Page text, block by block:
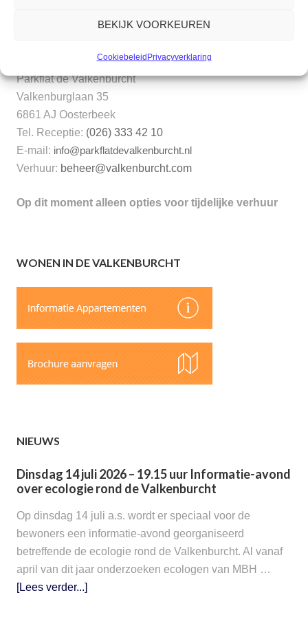
BEKIJK VOORKEUREN
CookiebeleidPrivacyverklaring
Parkflat de Valkenburcht
Valkenburglaan 35
6861 AJ Oosterbeek
Tel. Receptie: (026) 333 42 10
E-mail: info@parkflatdevalkenburcht.nl
Verhuur: beheer@valkenburcht.com
Op dit moment alleen opties voor tijdelijke verhuur
WONEN IN DE VALKENBURCHT
NIEUWS
Dinsdag 14 juli 2026 – 19.15 uur Informatie-avond
over ecologie rond de Valkenburcht
Op dinsdag 14 juli a.s. wordt er speciaal voor de
bewoners een informatie-avond georganiseerd
betreffende de ecologie rond de Valkenburcht. Al vanaf
april van dit jaar onderzoeken ecologen van MBH …
[Lees verder...]